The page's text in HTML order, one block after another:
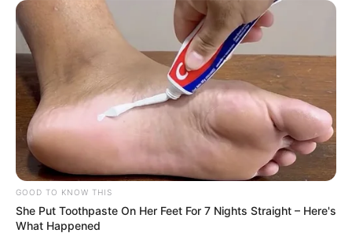
GOOD TO KNOW THIS
She Put Toothpaste On Her Feet For 7 Nights Straight – Here's
What Happened